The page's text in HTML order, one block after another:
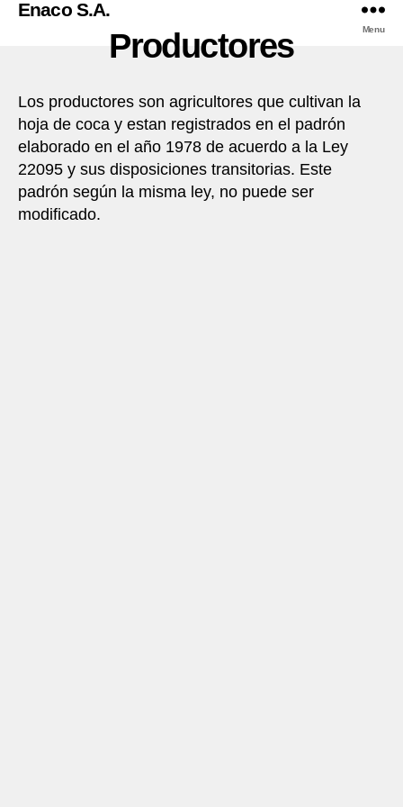
Enaco S.A.
Menu
Productores
Los productores son agricultores que cultivan la
hoja de coca y estan registrados en el padrón
elaborado en el año 1978 de acuerdo a la Ley
22095 y sus disposiciones transitorias. Este
padrón según la misma ley, no puede ser
modificado.